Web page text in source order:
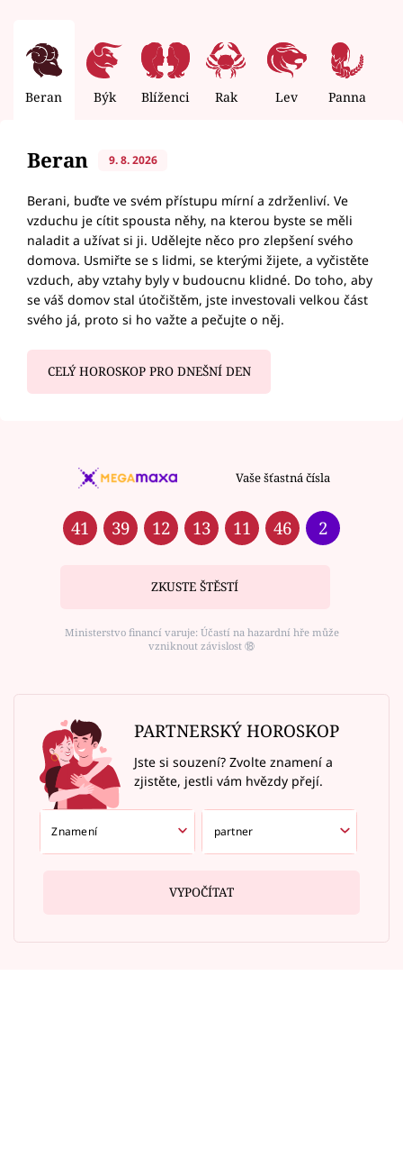
Beran Býk Blíženci Rak Lev Panna
Beran 9. 8. 2026
Berani, buďte ve svém přístupu mírní a zdrženliví. Ve
vzduchu je cítit spousta něhy, na kterou byste se měli
naladit a užívat si ji. Udělejte něco pro zlepšení svého
domova. Usmiřte se s lidmi, se kterými žijete, a vyčistěte
vzduch, aby vztahy byly v budoucnu klidné. Do toho, aby
se váš domov stal útočištěm, jste investovali velkou část
svého já, proto si ho važte a pečujte o něj.
CELÝ HOROSKOP PRO DNEŠNÍ DEN
Vaše šťastná čísla
41 39 12 13 11 46 2
ZKUSTE ŠTĚSTÍ
Ministerstvo financí varuje: Účastí na hazardní hře může
vzniknout závislost ⑱
PARTNERSKÝ HOROSKOP
Jste si souzení? Zvolte znamení a
zjistěte, jestli vám hvězdy přejí.
VYPOČÍTAT